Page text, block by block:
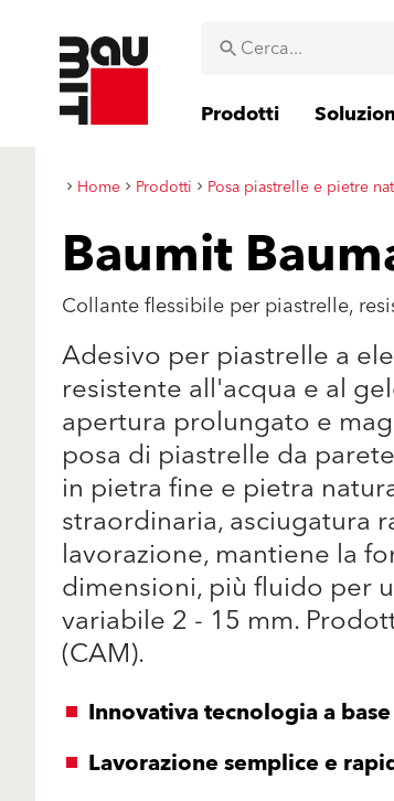
Prodotti
Home Prodotti Posa piastrelle e pietre
Baumit
Collante flessibile per piastrelle,
Adesivo per piastrelle a
resistente all'acqua e al
apertura prolungato e
posa di piastrelle da
in pietra fine e pietra
straordinaria, asciugatura
lavorazione, mantiene la
dimensioni, più fluido per
variabile 2 - 15 mm.
(CAM).
Innovativa tecnologia a
Lavorazione semplice e